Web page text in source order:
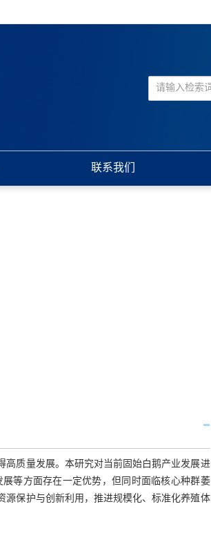
联系我们
高质量发展。本研究对当前固始白鹅产业发展进
等方面存在一定优势，但同时面临核心种群萎
源保护与创新利用，推进规模化、标准化养殖体